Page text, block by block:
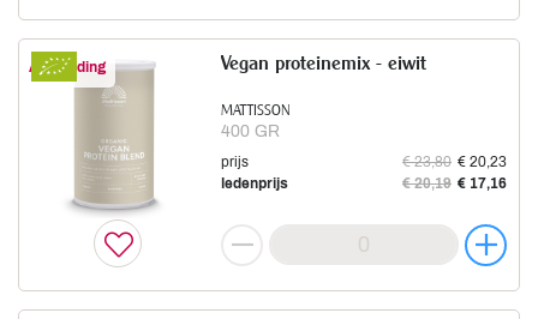
Aanbieding
MATTISSON
400 GR
Vegan proteinemix - eiwit
prijs € 23,80 € 20,23
ledenprijs
€ 20,19 € 17,16